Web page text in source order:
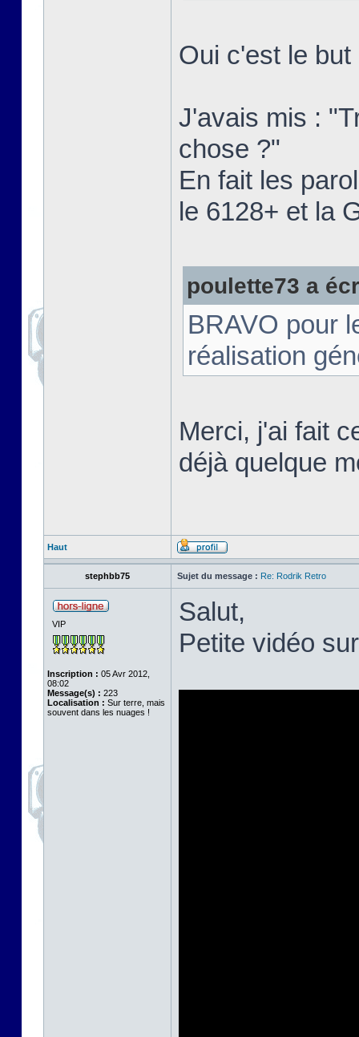
Oui c'est le
J'avais mis :
chose ?"
En fait les
le 6128+ et la
poulette73 a
BRAVO pour
réalisation
Merci, j'ai fait
déjà quelque
Haut
stephbb75 Sujet du message : Re: Rodrik Retro
VIP
Inscription : 05 Avr 2012,
08:02
Message(s) : 223
Localisation : Sur terre, mais
souvent dans les nuages !
Salut,
Petite vidéo